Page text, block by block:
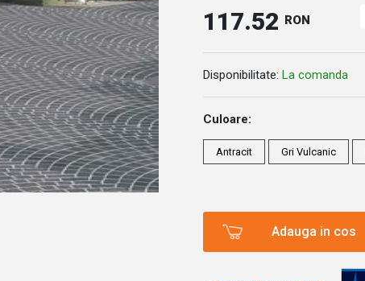
117.52 RON
Disponibilitate: La comanda
Culoare:
Antracit Gri Vulcanic
Adauga in cos